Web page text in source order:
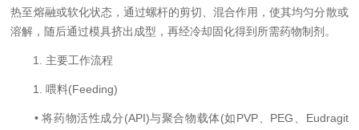
热至熔融或软化状态，通过螺杆的剪切、混合作用，使其均匀分散或
溶解，随后通过模具挤出成型，再经冷却固化得到所需药物制剂。
1. 主要工作流程
1. 喂料(Feeding)
• 将药物活性成分(API)与聚合物载体(如PVP、PEG、Eudragit